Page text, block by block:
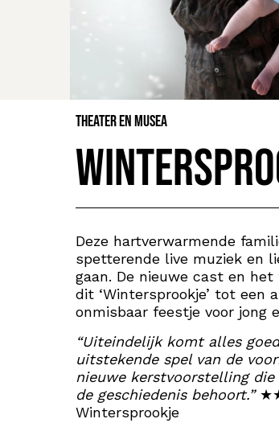
Theater en Musea
Deze hartverwarmende
spetterende live muziek en
gaan. De nieuwe cast en
dit ‘Wintersprookje’ tot een
onmisbaar feestje voor jong
“Uiteindelijk komt alles
uitstekende spel van de
nieuwe kerstvoorstelling
de geschiedenis behoort.”
Wintersprookje